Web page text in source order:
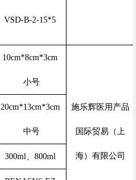
VSD-B-2-15*5
10cm*8cm*3cm
小号
施乐辉医用产品
国际贸易（上
海）有限公司
20cm*13cm*3cm
中号
300ml、800ml